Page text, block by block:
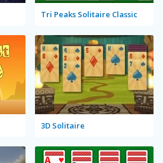
Tri Peaks Solitaire Classic
3D Solitaire